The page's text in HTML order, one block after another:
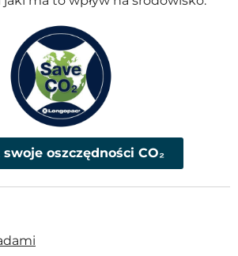
oszczędności CO₂